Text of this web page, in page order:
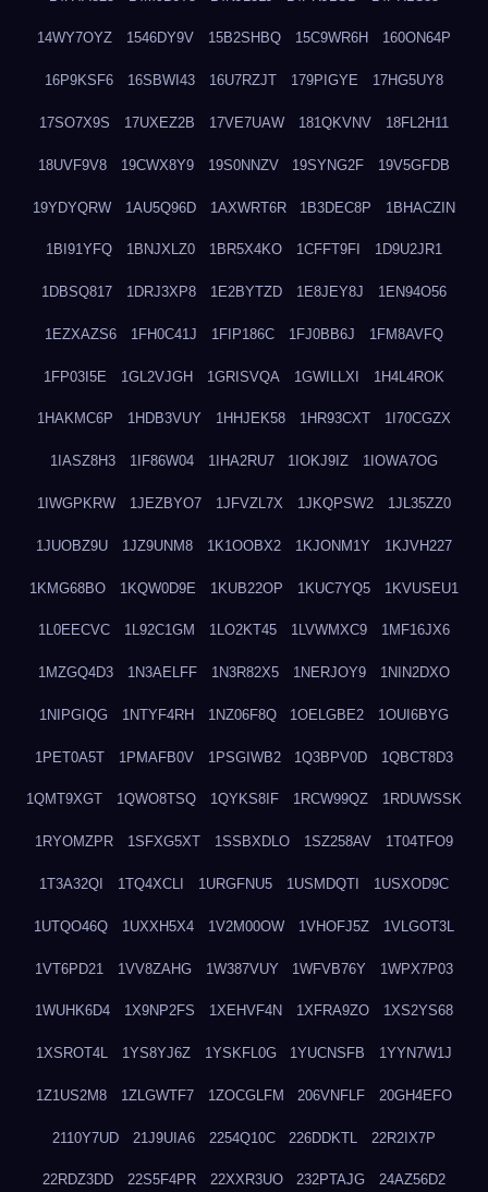
14WY7OYZ 1546DY9V 15B2SHBQ 15C9WR6H 160ON64P
16P9KSF6 16SBWI43 16U7RZJT 179PIGYE 17HG5UY8
17SO7X9S 17UXEZ2B 17VE7UAW 181QKVNV 18FL2H11
18UVF9V8 19CWX8Y9 19S0NNZV 19SYNG2F 19V5GFDB
19YDYQRW 1AU5Q96D 1AXWRT6R 1B3DEC8P 1BHACZIN
1BI91YFQ 1BNJXLZ0 1BR5X4KO 1CFFT9FI 1D9U2JR1
1DBSQ817 1DRJ3XP8 1E2BYTZD 1E8JEY8J 1EN94O56
1EZXAZS6 1FH0C41J 1FIP186C 1FJ0BB6J 1FM8AVFQ
1FP03I5E 1GL2VJGH 1GRISVQA 1GWILLXI 1H4L4ROK
1HAKMC6P 1HDB3VUY 1HHJEK58 1HR93CXT 1I70CGZX
1IASZ8H3 1IF86W04 1IHA2RU7 1IOKJ9IZ 1IOWA7OG
1IWGPKRW 1JEZBYO7 1JFVZL7X 1JKQPSW2 1JL35ZZ0
1JUOBZ9U 1JZ9UNM8 1K1OOBX2 1KJONM1Y 1KJVH227
1KMG68BO 1KQW0D9E 1KUB22OP 1KUC7YQ5 1KVUSEU1
1L0EECVC 1L92C1GM 1LO2KT45 1LVWMXC9 1MF16JX6
1MZGQ4D3 1N3AELFF 1N3R82X5 1NERJOY9 1NIN2DXO
1NIPGIQG 1NTYF4RH 1NZ06F8Q 1OELGBE2 1OUI6BYG
1PET0A5T 1PMAFB0V 1PSGIWB2 1Q3BPV0D 1QBCT8D3
1QMT9XGT 1QWO8TSQ 1QYKS8IF 1RCW99QZ 1RDUWSSK
1RYOMZPR 1SFXG5XT 1SSBXDLO 1SZ258AV 1T04TFO9
1T3A32QI 1TQ4XCLI 1URGFNU5 1USMDQTI 1USXOD9C
1UTQO46Q 1UXXH5X4 1V2M00OW 1VHOFJ5Z 1VLGOT3L
1VT6PD21 1VV8ZAHG 1W387VUY 1WFVB76Y 1WPX7P03
1WUHK6D4 1X9NP2FS 1XEHVF4N 1XFRA9ZO 1XS2YS68
1XSROT4L 1YS8YJ6Z 1YSKFL0G 1YUCNSFB 1YYN7W1J
1Z1US2M8 1ZLGWTF7 1ZOCGLFM 206VNFLF 20GH4EFO
2110Y7UD 21J9UIA6 2254Q10C 226DDKTL 22R2IX7P
22RDZ3DD 22S5F4PR 22XXR3UO 232PTAJG 24AZ56D2